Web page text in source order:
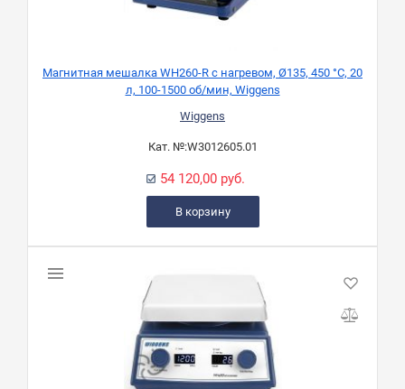
Магнитная мешалка WH260-R с нагревом, Ø135, 450 °С, 20
л, 100-1500 об/мин, Wiggens
Wiggens
Кат. №:W3012605.01
54 120,00 руб.
В корзину